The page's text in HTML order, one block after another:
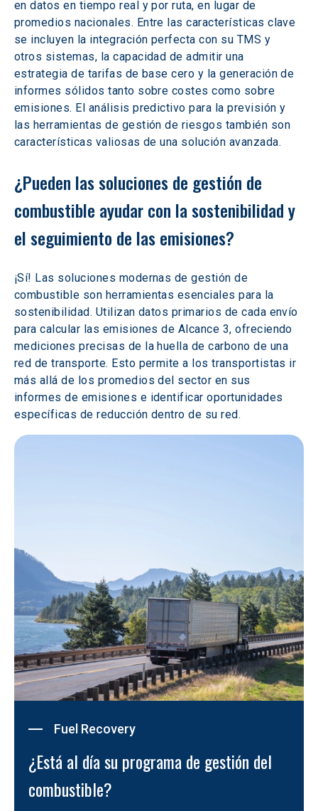
en datos en tiempo real y por ruta, en lugar de
promedios nacionales. Entre las características clave
se incluyen la integración perfecta con su TMS y
otros sistemas, la capacidad de admitir una
estrategia de tarifas de base cero y la generación de
informes sólidos tanto sobre costes como sobre
emisiones. El análisis predictivo para la previsión y
las herramientas de gestión de riesgos también son
características valiosas de una solución avanzada.
¿Pueden las soluciones de gestión de
combustible ayudar con la sostenibilidad y
el seguimiento de las emisiones?
¡Sí! Las soluciones modernas de gestión de
combustible son herramientas esenciales para la
sostenibilidad. Utilizan datos primarios de cada envío
para calcular las emisiones de Alcance 3, ofreciendo
mediciones precisas de la huella de carbono de una
red de transporte. Esto permite a los transportistas ir
más allá de los promedios del sector en sus
informes de emisiones e identificar oportunidades
específicas de reducción dentro de su red.
Fuel Recovery
¿Está al día su programa de gestión del
combustible?